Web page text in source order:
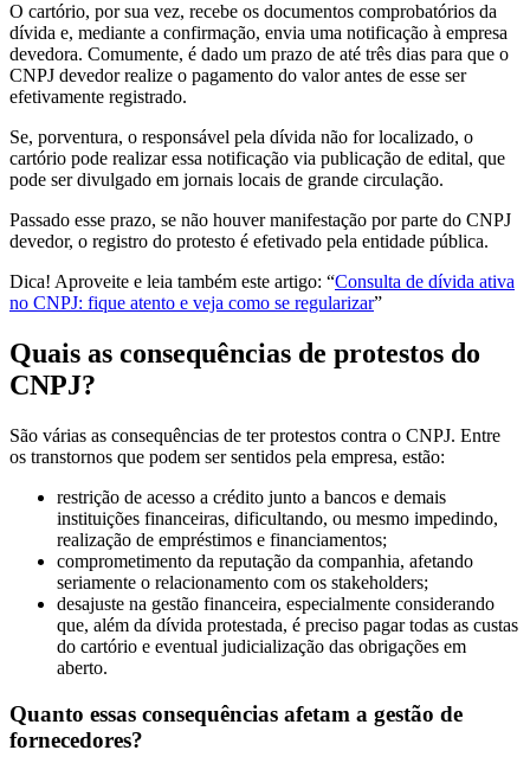
O cartório, por sua vez, recebe os documentos comprobatórios da
dívida e, mediante a confirmação, envia uma notificação à empresa
devedora. Comumente, é dado um prazo de até três dias para que o
CNPJ devedor realize o pagamento do valor antes de esse ser
efetivamente registrado.
Se, porventura, o responsável pela dívida não for localizado, o
cartório pode realizar essa notificação via publicação de edital, que
pode ser divulgado em jornais locais de grande circulação.
Passado esse prazo, se não houver manifestação por parte do CNPJ
devedor, o registro do protesto é efetivado pela entidade pública.
Dica! Aproveite e leia também este artigo: “Consulta de dívida ativa
no CNPJ: fique atento e veja como se regularizar”
Quais as consequências de protestos do
CNPJ?
São várias as consequências de ter protestos contra o CNPJ. Entre
os transtornos que podem ser sentidos pela empresa, estão:
restrição de acesso a crédito junto a bancos e demais
instituições financeiras, dificultando, ou mesmo impedindo,
realização de empréstimos e financiamentos;
comprometimento da reputação da companhia, afetando
seriamente o relacionamento com os stakeholders;
desajuste na gestão financeira, especialmente considerando
que, além da dívida protestada, é preciso pagar todas as custas
do cartório e eventual judicialização das obrigações em
aberto.
Quanto essas consequências afetam a gestão de
fornecedores?